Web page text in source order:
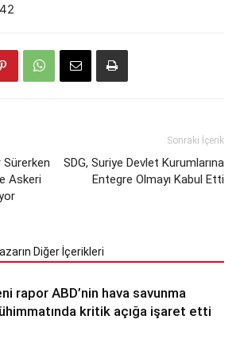
Sürerken
Askeri
Sonraki İçerik
SDG, Suriye Devlet Kurumlarına
Entegre Olmayı Kabul Etti
Diğer İçerikleri
rapor ABD’nin hava savunma
kritik açığa işaret etti